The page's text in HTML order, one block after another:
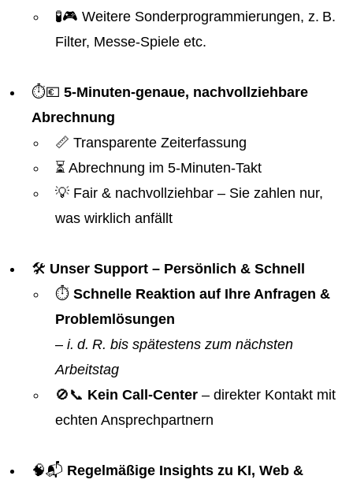
🧪🎮 Weitere Sonderprogrammierungen, z. B.
Filter, Messe-Spiele etc.
⏱️💶 5-Minuten-genaue, nachvollziehbare
Abrechnung
📏 Transparente Zeiterfassung
⏳ Abrechnung im 5-Minuten-Takt
💡 Fair & nachvollziehbar – Sie zahlen nur,
was wirklich anfällt
🛠️ Unser Support – Persönlich & Schnell
⏱️ Schnelle Reaktion auf Ihre Anfragen &
Problemlösungen
– i. d. R. bis spätestens zum nächsten
Arbeitstag
🚫📞 Kein Call-Center – direkter Kontakt mit
echten Ansprechpartnern
🧠📬 Regelmäßige Insights zu KI, Web &